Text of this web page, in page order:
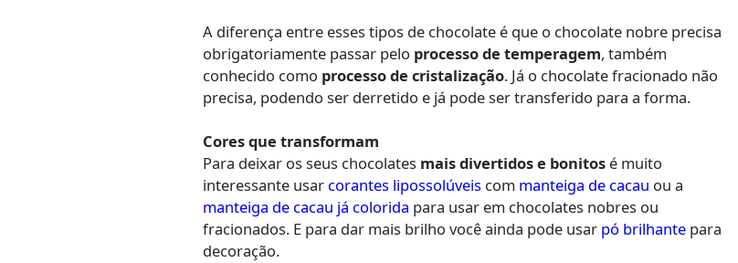
A diferença entre esses tipos de chocolate é que o chocolate nobre precisa
obrigatoriamente passar pelo processo de temperagem, também
conhecido como processo de cristalização. Já o chocolate fracionado não
precisa, podendo ser derretido e já pode ser transferido para a forma.
Cores que transformam
Para deixar os seus chocolates mais divertidos e bonitos é muito
interessante usar corantes lipossolúveis com manteiga de cacau ou a
manteiga de cacau já colorida para usar em chocolates nobres ou
fracionados. E para dar mais brilho você ainda pode usar pó brilhante para
decoração.